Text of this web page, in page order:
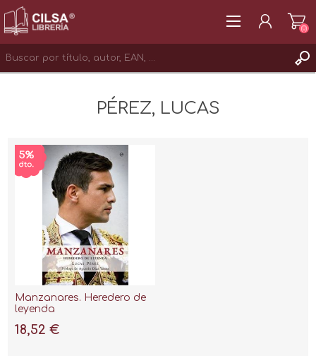
INICIAR SESIÓN
(0)
PÉREZ, LUCAS
Manzanares. Heredero de
leyenda
18,52 €